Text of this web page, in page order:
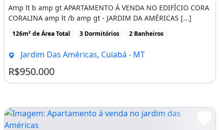
Amp lt b amp gt APARTAMENTO Á VENDA NO EDIFÍCIO CORA
CORALINA amp lt /b amp gt - JARDIM DA AMÉRICAS [...]
126m² de Área Total 3 Dormitórios 2 Banheiros
Jardim Das Américas, Cuiabá - MT
R$950.000